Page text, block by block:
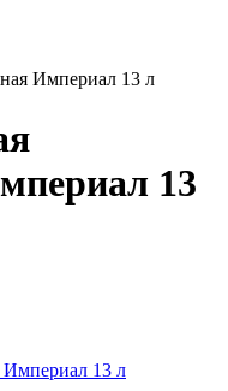
Империал 13 л
13